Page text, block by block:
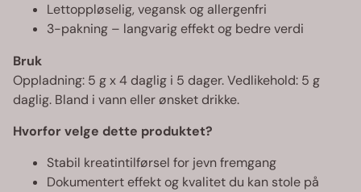
Lettoppløselig, vegansk og allergenfri
3-pakning – langvarig effekt og bedre verdi
Bruk
Oppladning: 5 g x 4 daglig i 5 dager. Vedlikehold: 5 g
daglig. Bland i vann eller ønsket drikke.
Hvorfor velge dette produktet?
Stabil kreatintilførsel for jevn fremgang
Dokumentert effekt og kvalitet du kan stole på